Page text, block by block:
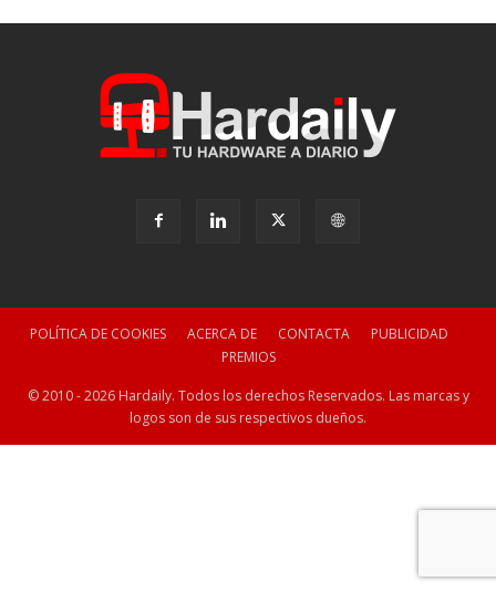
POLÍTICA DE COOKIES ACERCA DE CONTACTA
PUBLICIDAD
PREMIOS
© 2010 - 2026 Hardaily. Todos los derechos Reservados. Las marcas y
logos son de sus respectivos dueños.